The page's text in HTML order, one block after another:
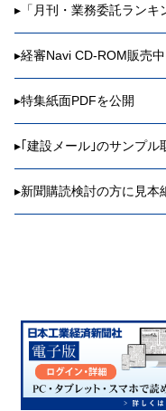
▸ 「月刊・業務委託ラン
▸経審Navi CD-ROM販売中
▸特集紙面PDFを公開
▸｢建設メール｣のサンプル
▸新聞購読検討の方に見本